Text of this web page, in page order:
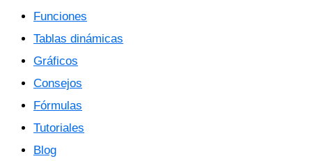
Funciones
Tablas dinámicas
Gráficos
Consejos
Fórmulas
Tutoriales
Blog